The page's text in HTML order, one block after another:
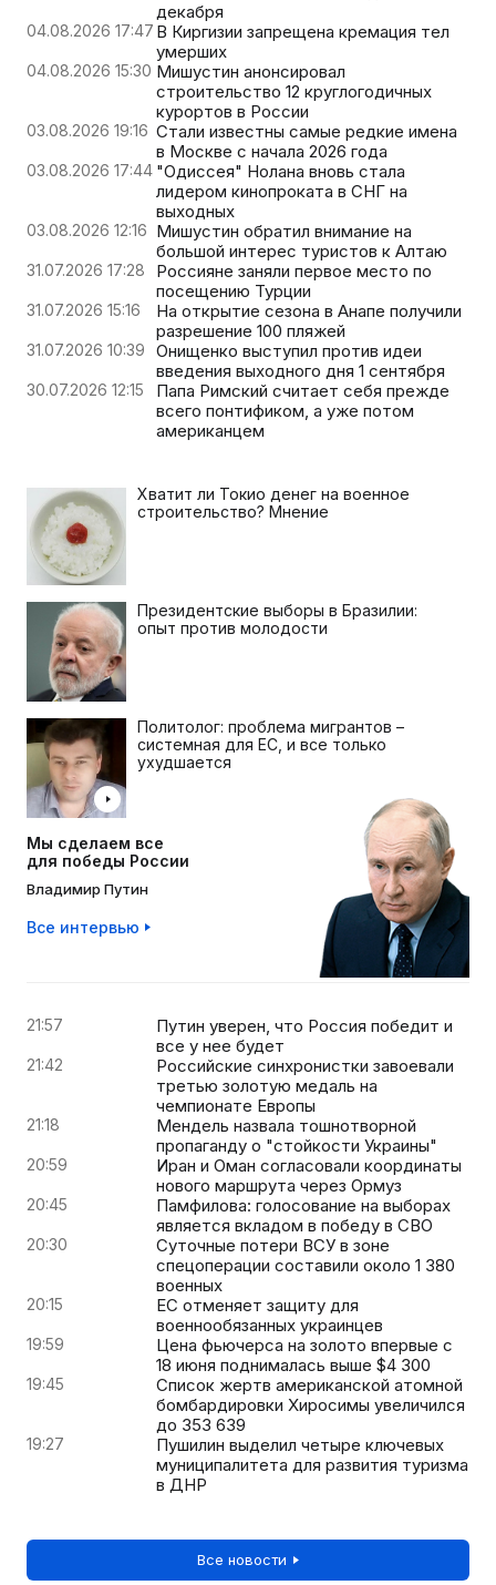
декабря
04.08.2026 17:47 В Киргизии запрещена кремация тел
умерших
04.08.2026 15:30 Мишустин анонсировал
строительство 12 круглогодичных
курортов в России
03.08.2026 19:16 Стали известны самые редкие имена
в Москве с начала 2026 года
03.08.2026 17:44 "Одиссея" Нолана вновь стала
лидером кинопроката в СНГ на
выходных
03.08.2026 12:16 Мишустин обратил внимание на
большой интерес туристов к Алтаю
31.07.2026 17:28
Россияне заняли первое место по
посещению Турции
31.07.2026 15:16
На открытие сезона в Анапе получили
разрешение 100 пляжей
31.07.2026 10:39
Онищенко выступил против идеи
введения выходного дня 1 сентября
30.07.2026 12:15
Папа Римский считает себя прежде
всего понтификом, а уже потом
американцем
Хватит ли Токио денег на военное
строительство? Мнение
Президентские выборы в Бразилии:
опыт против молодости
Политолог: проблема мигрантов –
системная для ЕС, и все только
ухудшается
Мы сделаем все
для победы России
Владимир Путин
Все интервью
21:57
Путин уверен, что Россия победит и
все у нее будет
21:42
Российские синхронистки завоевали
третью золотую медаль на
чемпионате Европы
21:18
Мендель назвала тошнотворной
пропаганду о "стойкости Украины"
20:59
Иран и Оман согласовали координаты
нового маршрута через Ормуз
20:45
Памфилова: голосование на выборах
является вкладом в победу в СВО
20:30
Суточные потери ВСУ в зоне
спецоперации составили около 1 380
военных
20:15
ЕС отменяет защиту для
военнообязанных украинцев
19:59
Цена фьючерса на золото впервые с
18 июня поднималась выше $4 300
19:45
Список жертв американской атомной
бомбардировки Хиросимы увеличился
до 353 639
19:27
Пушилин выделил четыре ключевых
муниципалитета для развития туризма
в ДНР
Все новости